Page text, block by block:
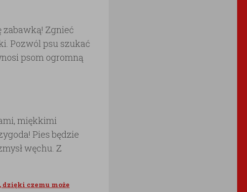
zabawką! Zgnieć
Pozwól psu szukać
psom ogromną
miękkimi
Pies będzie
węchu. Z
czemu może